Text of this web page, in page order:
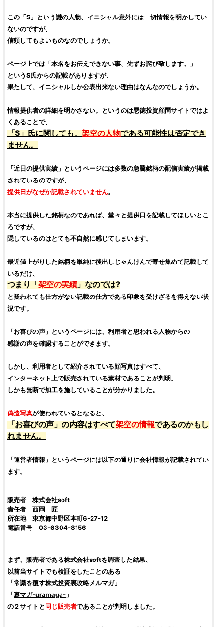
この「S」という謎の人物、イニシャル意外には一切情報を明かしてい
ないのですが、
信頼してもよいものなのでしょうか。
ページ上では「本名をお伝えできない事、先ずお詫び致します。」
というS氏からの記載がありますが、
果たして、イニシャルしか公表出来ない理由はなんなのでしょうか。
情報提供者の詳細を明かさない。というのは悪徳投資顧問サイトではよ
くあることで、
「S」氏に関しても、 架空の人物である可能性は否定でき
ません。
「近日の提供実績」というページには多数の急騰銘柄の配信実績が掲載
されているのですが、
提供日がなぜか記載されていません。
本当に提供した銘柄なのであれば、堂々と提供日を記載してほしいとこ
ろですが、
隠しているのはとても不自然に感じてしまいます。
最近値上がりした銘柄を単純に後出しじゃんけんで寄せ集めて記載して
いるだけ、
つまり「架空の実績 」なのでは?
と疑われても仕方がない記載の仕方である印象を受けざるを得えない状
況です。
「お喜びの声」というページには、利用者と思われる人物からの
感謝の声を確認することができます。
しかし、利用者として紹介されている顔写真はすべて、
インターネット上で販売されている素材であることが判明。
しかも無断で加工を施していることが分かりました。
偽造写真が使われているとなると、
「お喜びの声」の内容はすべて架空の情報であるのかもし
れません。
「運営者情報」というページには以下の通りに会社情報が記載されてい
ます。
販売者 株式会社soft
責任者 西岡 匠
所在地 東京都中野区本町6-27-12
電話番号 03-6304-8156
まず、販売者である株式会社softを調査した結果、
以前当サイトでも検証をしたことのある
「常識を覆す株式投資裏攻略メルマガ」
「裏マガ‐uramaga‐ 」
の２サイトと同じ販売者であることが判明しました。